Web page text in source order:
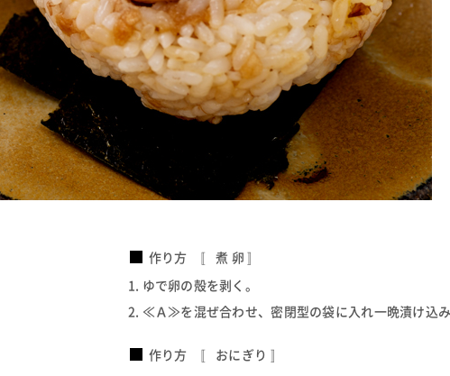
作り方 〚 煮 卵 〛
ゆで卵の殻を剥く。
≪Ａ≫を混ぜ合わせ、密閉型の袋に入れ一晩漬け込
作り方 〚 おにぎり 〛